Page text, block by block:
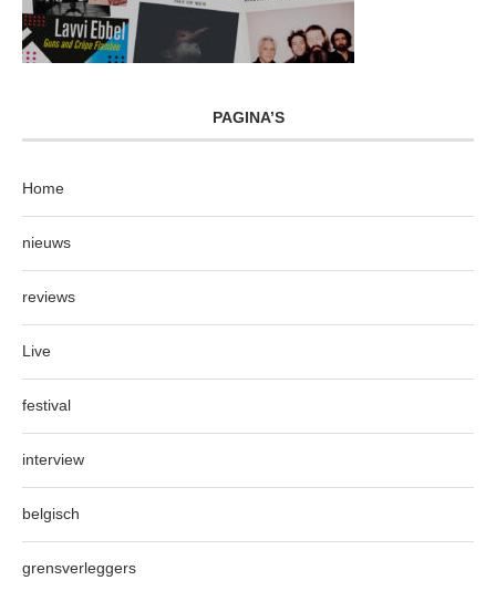
PAGINA’S
Home
nieuws
reviews
Live
festival
interview
belgisch
grensverleggers